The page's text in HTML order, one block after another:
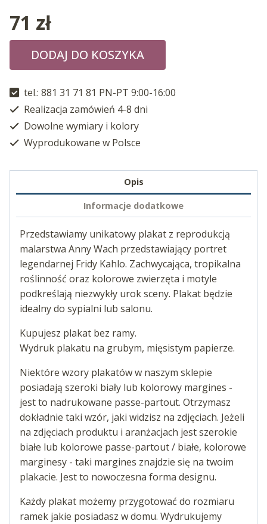
71 zł
DODAJ DO KOSZYKA
tel.: 881 31 71 81 PN-PT 9:00-16:00
Realizacja zamówień 4-8 dni
Dowolne wymiary i kolory
Wyprodukowane w Polsce
Opis
Informacje dodatkowe
Przedstawiamy unikatowy plakat z reprodukcją
malarstwa Anny Wach przedstawiający portret
legendarnej Fridy Kahlo. Zachwycająca, tropikalna
roślinność oraz kolorowe zwierzęta i motyle
podkreślają niezwykły urok sceny. Plakat będzie
idealny do sypialni lub salonu.
Kupujesz plakat bez ramy.
Wydruk plakatu na grubym, mięsistym papierze.
Niektóre wzory plakatów w naszym sklepie
posiadają szeroki biały lub kolorowy margines -
jest to nadrukowane passe-partout. Otrzymasz
dokładnie taki wzór, jaki widzisz na zdjęciach. Jeżeli
na zdjęciach produktu i aranżacjach jest szerokie
białe lub kolorowe passe-partout / białe, kolorowe
marginesy - taki margines znajdzie się na twoim
plakacie. Jest to nowoczesna forma designu.
Każdy plakat możemy przygotować do rozmiaru
ramek jakie posiadasz w domu. Wydrukujemy